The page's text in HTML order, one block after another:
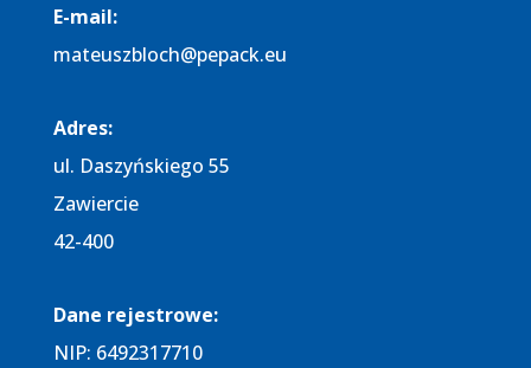
E-mail:
mateuszbloch@pepack.eu
Adres:​
ul. Daszyńskiego 55
Zawiercie
42-400
Dane rejestrowe:​
NIP: 6492317710